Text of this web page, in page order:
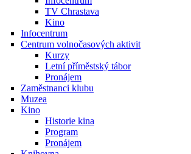
TV Chrastava
Kino
Infocentrum
Centrum volnočasových aktivit
Kurzy
Letní příměstský tábor
Pronájem
Zaměstnanci klubu
Muzea
Kino
Historie kina
Program
Pronájem